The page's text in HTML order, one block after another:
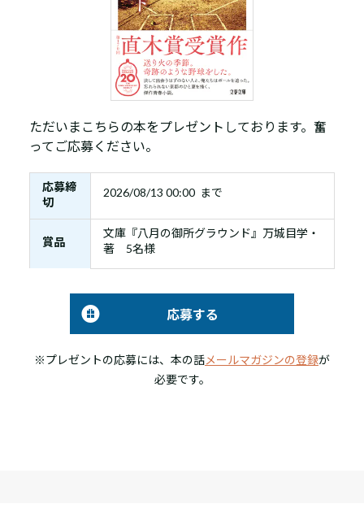
ただいまこちらの本をプレゼントしております。奮
ってご応募ください。
応募締
切
2026/08/13 00:00 まで
賞品
文庫『八月の御所グラウンド』万城目学・
著 5名様
応募する
※プレゼントの応募には、本の話メールマガジンの登録が
必要です。